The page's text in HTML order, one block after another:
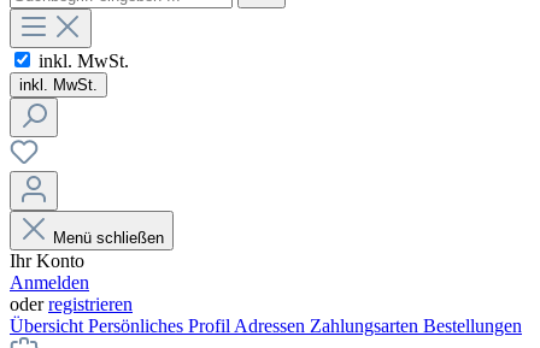
inkl. MwSt.
inkl. MwSt.
Menü schließen
Ihr Konto
Anmelden
oderregistrieren
Übersicht Persönliches Profil Adressen Zahlungsarten Bestellungen